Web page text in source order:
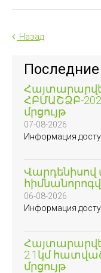
Назад
ՀԲՄԱՇՁԲ-
մրցույթ
07-08-2026
Информация
06-08-2026
Информация
2.1կմ
մրցույթ